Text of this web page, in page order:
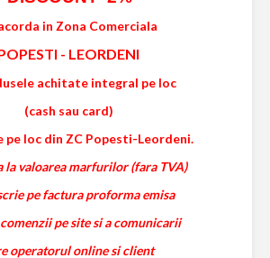
in Zona Comerciala
- LEORDENI
achitate integral pe loc
(cash sau card)
pe loc din ZC Popesti-Leordeni.
la valoarea marfurilor (fara TVA)
pe factura proforma emisa
pe site si a comunicarii
operatorul online si client